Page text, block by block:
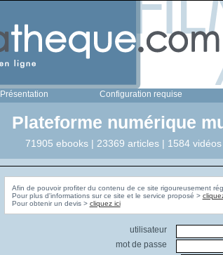
Présentation Configuration requise
Plateforme numérique
71905 ebooks | 23369 articles | 1584
Afin de pouvoir profiter du contenu de ce site rigoureusement
Pour plus d'informations sur ce site et le service proposé >
Pour obtenir un devis > cliquez ici
utilisateur
mot de passe